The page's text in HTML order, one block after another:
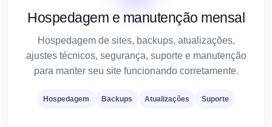
Hospedagem e manutenção mensal
Hospedagem de sites, backups, atualizações,
ajustes técnicos, segurança, suporte e manutenção
para manter seu site funcionando corretamente.
Hospedagem Backups Atualizações Suporte